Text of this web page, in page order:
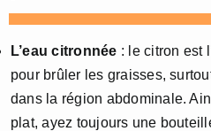
L’eau citronnée : le citron est
pour brûler les graisses,
dans la région abdominale.
plat, ayez toujours une